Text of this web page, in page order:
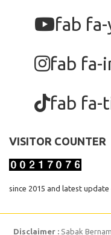
fab
fab fa-
fab fa-
VISITOR COUNTER
since 2015 and latest update
Disclaimer : Sabak